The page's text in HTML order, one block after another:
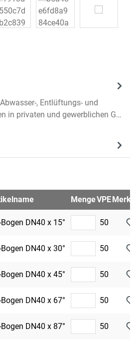
, Entlüftungs- und
in privaten und gewerblichen G…
MengeVPE
Bogen DN40 x 15° 50
Bogen DN40 x 30° 50
Bogen DN40 x 45° 50
Bogen DN40 x 67° 50
Bogen DN40 x 87° 50